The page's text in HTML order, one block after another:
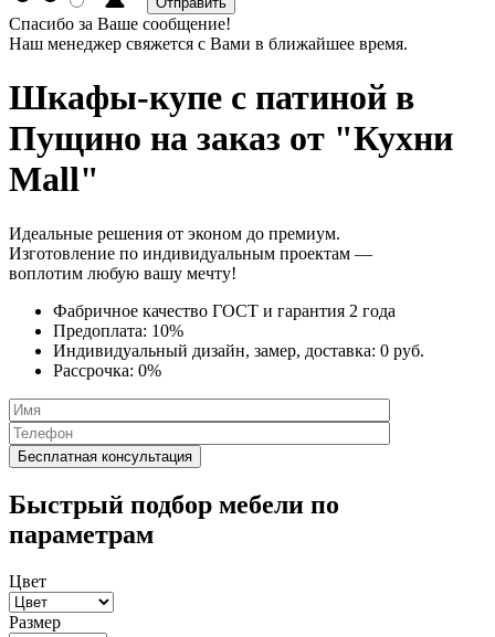
Спасибо за Ваше сообщение!
Наш менеджер свяжется с Вами в ближайшее время.
Шкафы-купе с патиной в
Пущино на заказ от "Кухни
Mall"
Идеальные решения от эконом до премиум.
Изготовление по индивидуальным проектам —
воплотим любую вашу мечту!
Фабричное качество ГОСТ и гарантия 2 года
Предоплата: 10%
Индивидуальный дизайн, замер, доставка: 0 руб.
Рассрочка: 0%
Быстрый подбор мебели по
параметрам
Цвет
Размер